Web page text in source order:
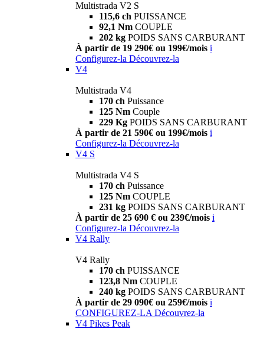
Multistrada V2 S
115,6 ch PUISSANCE
92,1 Nm COUPLE
202 kg POIDS SANS CARBURANT
À partir de 19 290€ ou 199€/mois i
Configurez-la Découvrez-la
V4
Multistrada V4
170 ch Puissance
125 Nm Couple
229 Kg POIDS SANS CARBURANT
À partir de 21 590€ ou 199€/mois i
Configurez-la Découvrez-la
V4 S
Multistrada V4 S
170 ch Puissance
125 Nm COUPLE
231 kg POIDS SANS CARBURANT
À partir de 25 690 € ou 239€/mois i
Configurez-la Découvrez-la
V4 Rally
V4 Rally
170 ch PUISSANCE
123,8 Nm COUPLE
240 kg POIDS SANS CARBURANT
À partir de 29 090€ ou 259€/mois i
CONFIGUREZ-LA Découvrez-la
V4 Pikes Peak